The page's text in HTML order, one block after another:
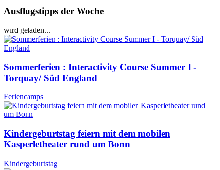
Ausflugstipps der Woche
wird geladen...
Sommerferien : Interactivity Course Summer I -
Torquay/ Süd England
Feriencamps
Kindergeburtstag feiern mit dem mobilen
Kasperletheater rund um Bonn
Kindergeburtstag